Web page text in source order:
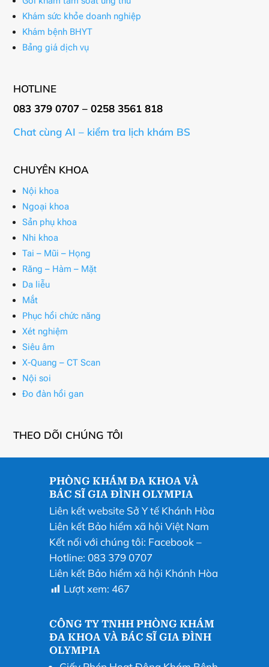
Khám sức khỏe doanh nghiệp
Khám bệnh BHYT
Bảng giá dịch vụ
HOTLINE
083 379 0707 – 0258 3561 818
Chat cùng AI – kiểm tra lịch khám BS
CHUYÊN KHOA
Nội khoa
Ngoại khoa
Sản phụ khoa
Nhi khoa
Tai – Mũi – Họng
Răng – Hàm – Mặt
Da liễu
Mắt
Phục hồi chức năng
Xét nghiệm
Siêu âm
X-Quang – CT Scan
Nội soi
Đo đàn hồi gan
THEO DÕI CHÚNG TÔI
PHÒNG KHÁM ĐA KHOA VÀ
BÁC SĨ GIA ĐÌNH OLYMPIA
Liên kết website Sở Y tế Khánh Hòa
Liên kết Bảo hiểm xã hội Việt Nam
Kết nối với chúng tôi: Facebook –
Hotline: 083 379 0707
Liên kết Bảo hiểm xã hội Khánh Hòa
Lượt xem: 467
CÔNG TY TNHH PHÒNG KHÁM
ĐA KHOA VÀ BÁC SĨ GIA ĐÌNH
OLYMPIA